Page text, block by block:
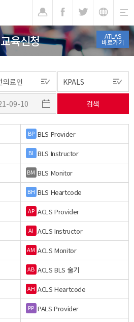
ATLAS
바로가기
교육신청
BP BLS Provider
BI BLS Instructor
BM BLS Monitor
BH BLS Heartcode
AP ACLS Provider
AI ACLS Instructor
AM ACLS Monitor
AB ACLS BLS 술기
AH ACLS Heartcode
PP PALS Provider